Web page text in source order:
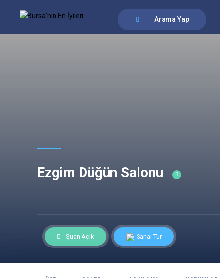
Arama Yap
Ezgim Düğün Salonu
Şuan Açık Sanal Tur